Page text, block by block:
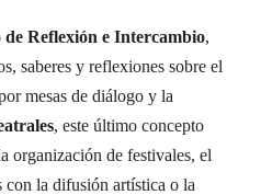
Reflexión e Intercambio,
saberes y reflexiones sobre el
mesas de diálogo y la
, este último concepto
organización de festivales, el
con la difusión artística o la